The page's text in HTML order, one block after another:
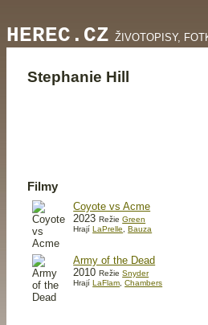
HEREC.CZ ŽIVOTOPISY,
Stephanie Hill
Filmy
Coyote vs Acme
2023RežieGreen
HrajíLaPrelle ,Bauza
Army of the Dead
2010RežieSnyder
HrajíLaFlam,Chambers